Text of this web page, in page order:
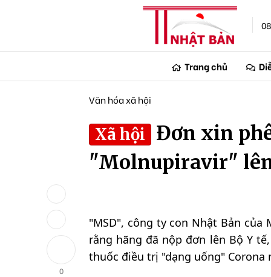
Trang chủ
0
Văn hóa xã hội
Xã hội
Đơn xin
"Molnupiravir" lên
"MSD", công ty con Nhật Bản
rằng hãng đã nộp đơn lên Bộ Y
thuốc điều trị "dạng uống"